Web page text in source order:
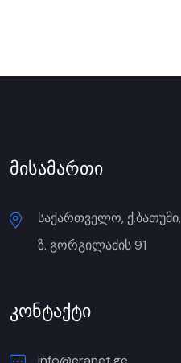
მისამართი
საქართველო, ქ.ბათუმი,
ზ. გორგილაძის 91
კონტაქტი